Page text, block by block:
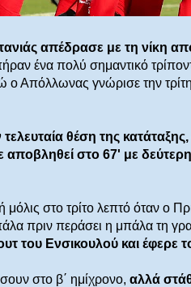
απέδρασε με τη νίκη
ένα πολύ σημαντικό
γνώρισε την τρίτη
θέση της
στο 67' με δεύτερη
στο τρίτο λεπτό όταν ο
πριν περάσει η μπάλα τη
του Ενσικουλού και έφερε
στο β΄ ημίχρονο, αλλά